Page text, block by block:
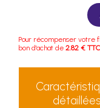
Pour récompenser votre
bon d'achat de 2.82 € TTC
détaillées